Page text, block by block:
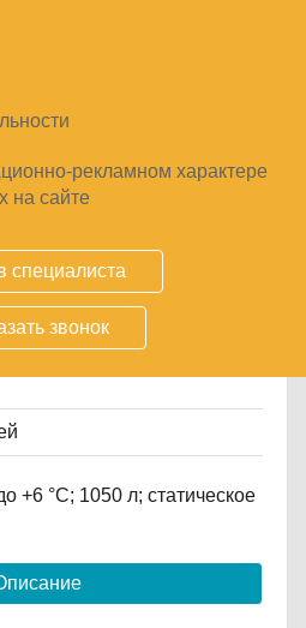
рекламном характере
на сайте
специалиста
звонок
UF 2100 ВЕ
+6 °C; 1050 л; статическое